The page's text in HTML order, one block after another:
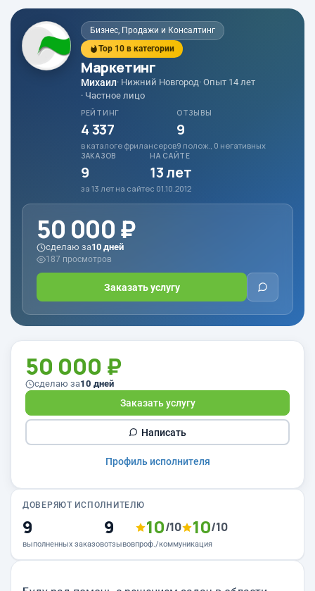
Бизнес, Продажи и Консалтинг
Top 10 в категории
Маркетинг
Михаил· Нижний Новгород· Опыт 14 лет
· Частное лицо
РЕЙТИНГ
4 337
в каталоге фрилансеров
ОТЗЫВЫ
9
9 полож., 0 негативных
ЗАКАЗОВ
9
за 13 лет на сайте
НА САЙТЕ
13 лет
с 01.10.2012
50 000 ₽
сделаю за10 дней
187 просмотров
Заказать услугу
50 000 ₽
сделаю за10 дней
Заказать услугу
Написать
Профиль исполнителя
ДОВЕРЯЮТ ИСПОЛНИТЕЛЮ
9
выполненных заказов
9
отзывов
10/10 10/10
проф./коммуникация